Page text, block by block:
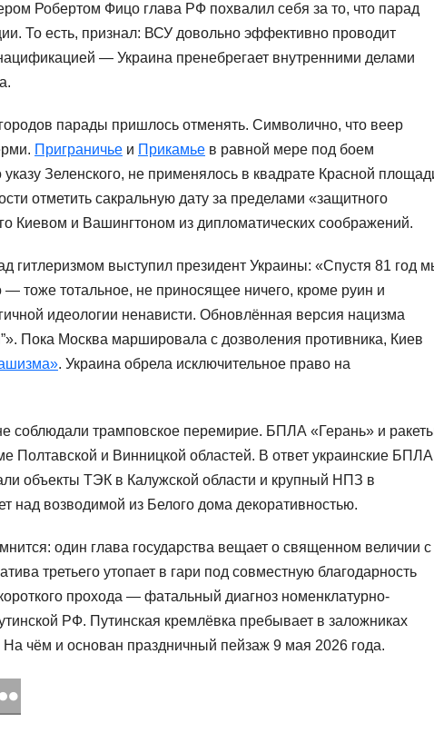
Робертом Фицо глава РФ похвалил себя за то, что парад
То есть, признал: ВСУ довольно эффективно проводит
— Украина пренебрегает внутренними делами
парады пришлось отменять. Символично, что веер
Приграничье и Прикамье в равной мере под боем
Зеленского, не применялось в квадрате Красной
отметить сакральную дату за пределами «защитного
Киевом и Вашингтоном из дипломатических соображений.
гитлеризмом выступил президент Украины: «Спустя 81 год
тоже тотальное, не приносящее ничего, кроме руин и
идеологии ненависти. Обновлённая версия нацизма
Пока Москва маршировала с дозволения противника, Киев
. Украина обрела исключительное право на
соблюдали трамповское перемирие. БПЛА «Герань» и
Полтавской и Винницкой областей. В ответ украинские БПЛА
объекты ТЭК в Калужской области и крупный НПЗ в
над возводимой из Белого дома декоративностью.
один глава государства вещает о священном величии с
третьего утопает в гари под совместную благодарность
прохода — фатальный диагноз номенклатурно-
РФ. Путинская кремлёвка пребывает в заложниках
чём и основан праздничный пейзаж 9 мая 2026 года.